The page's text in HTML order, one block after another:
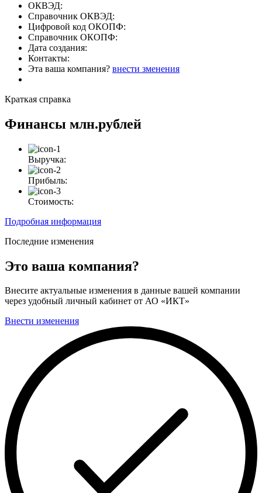
ОКВЭД:
Справочник ОКВЭД:
Цифровой код ОКОПФ:
Справочник ОКОПФ:
Дата создания:
Контакты:
Эта ваша компания? внести зменения
Краткая справка
Финансы млн.рублей
Выручка:
Прибыль:
Стоимость:
Подробная информация
Последние изменения
Это ваша компания?
Внесите актуальные изменения в данные вашей компании
через удобный личный кабинет от АО «ИКТ»
Внести изменения